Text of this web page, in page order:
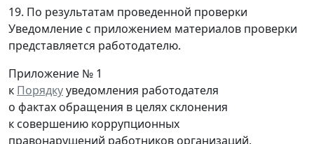
19. По результатам проведенной проверки
Уведомление с приложением материалов проверки
представляется работодателю.
Приложение № 1
к Порядкууведомления работодателя
о фактах обращения в целях склонения
к совершению коррупционных
правонарушений работников организаций,